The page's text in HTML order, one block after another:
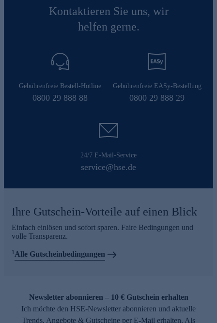
Kontaktieren Sie uns, wir
helfen gerne.
Gebührenfreie Bestell-Hotline
0800 29 888 88
Gebührenfreie EASy-Bestellung
0800 29 888 29
24/7 E-Mail-Service
service@hse.de
Ihre Gutschein-Vorteile auf einen Blick
Einfach einlösen und sofort sparen. Faire Bedingungen und
volle Transparenz.
1Alle Gutscheinbedingungen
Newsletter abonnieren – 10 € Gutschein erhalten
Ich möchte den HSE-Newsletter abonnieren und aktuelle
Trends, Angebote & Gutscheine per E-Mail erhalten. Als